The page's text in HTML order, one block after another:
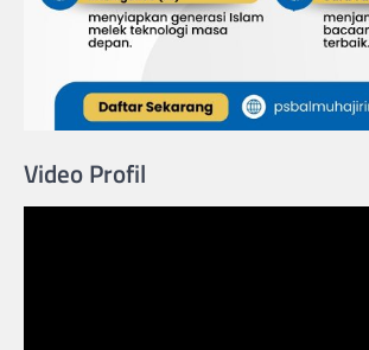
Video Profil